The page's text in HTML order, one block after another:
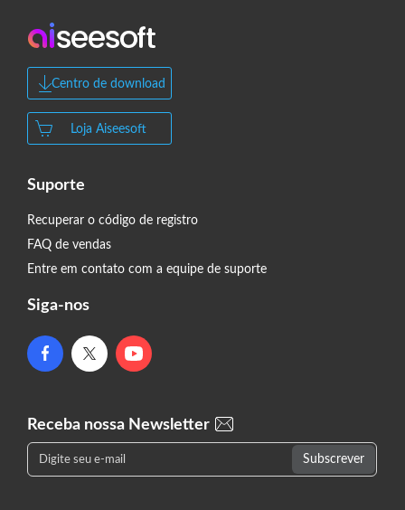
Centro de download
Loja Aiseesoft
Suporte
Recuperar o código de registro
FAQ de vendas
Entre em contato com a equipe de suporte
Siga-nos
Receba nossa Newsletter